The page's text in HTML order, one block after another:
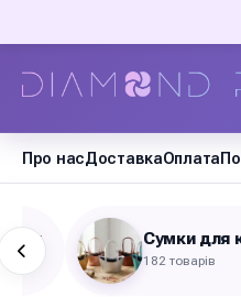
Про насДоставкаОплата
Сумки для
182 товарів